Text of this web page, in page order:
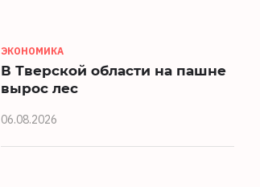
ЭКОНОМИКА
В Тверской области на пашне
вырос лес
06.08.2026